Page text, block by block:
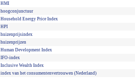
HMI
hoogconjunctuur
Household Energy Price Index
HPI
huizenprijsindex
huizenprijzen
Human Development Index
IFO-index
Inclusive Wealth Index
index van het consumentenvertrouwen (Nederland)